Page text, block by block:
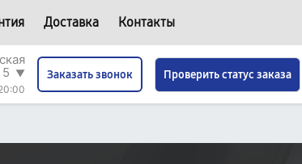
Доставка Контакты
▼
Заказать звонок Проверить статус заказа